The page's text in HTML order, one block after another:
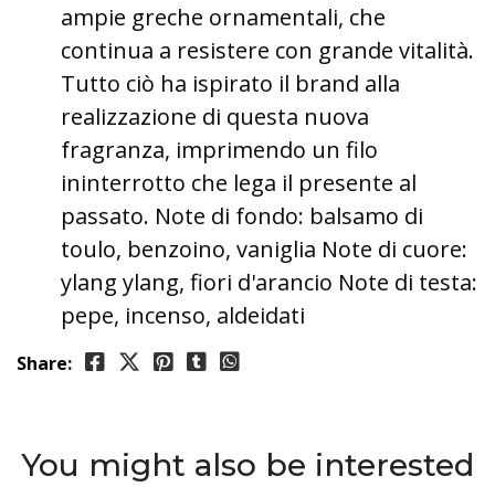
ampie greche ornamentali, che
continua a resistere con grande vitalità.
Tutto ciò ha ispirato il brand alla
realizzazione di questa nuova
fragranza, imprimendo un filo
ininterrotto che lega il presente al
passato. Note di fondo: balsamo di
toulo, benzoino, vaniglia Note di cuore:
ylang ylang, fiori d'arancio Note di testa:
pepe, incenso, aldeidati
Share:
You might also be interested